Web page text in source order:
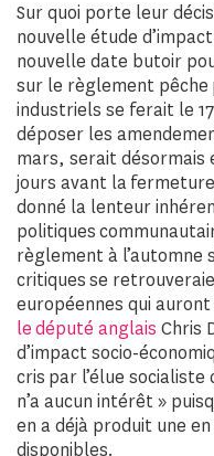
Sur quoi porte leur
nouvelle étude
nouvelle date butoir
sur le règlement pêche
industriels se ferait le
déposer les
mars, serait désormais
jours avant la
donné la lenteur
politiques
règlement à l’automne
critiques se
européennes qui auront
le député anglais Chris
d’impact socio-
cris par l’élue
n’a aucun intérêt »
en a déjà produit une
disponibles.